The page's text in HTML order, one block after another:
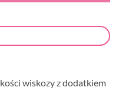
wiskozy z dodatkiem